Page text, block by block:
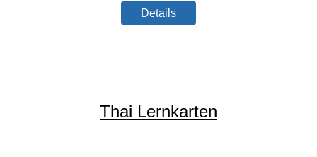
Details
Thai Lernkarten